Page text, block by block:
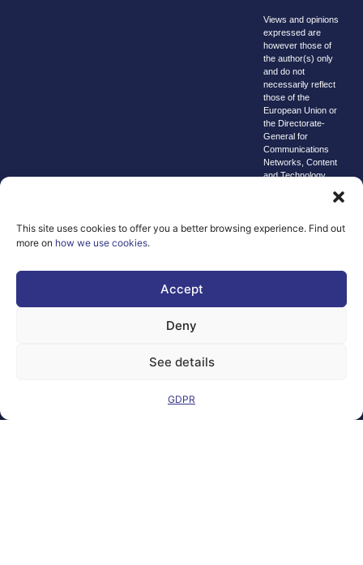
This site uses cookies to offer you a better browsing experience. Find out
more on how we use cookies.
Accept
Deny
See details
GDPR
Views and opinions
expressed are
however those of
the author(s) only
and do not
necessarily reflect
those of the
European Union or
the Directorate-
General for
Communications
Networks, Content
and Technology.
European Union nor
authority can be
© copyright
Matters